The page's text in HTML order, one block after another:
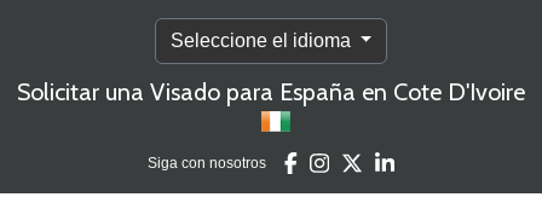
Seleccione el idioma
Solicitar una Visado para España en Cote D'Ivoire
Siga con nosotros